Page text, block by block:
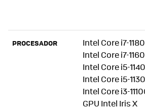
PROCESADOR
Intel Core i7-
Intel Core i7-
Intel Core i5-
Intel Core i5-
Intel Core i3-
GPU Intel Iris X